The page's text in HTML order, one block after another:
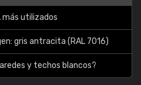
más utilizados
gris antracita (RAL 7016)
y techos blancos?